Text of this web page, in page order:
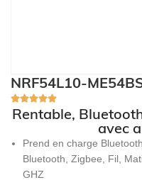
NRF54L10-
Rentable,
avec
Prend en charge
Bluetooth, Zigbee, Fil,
GHZ